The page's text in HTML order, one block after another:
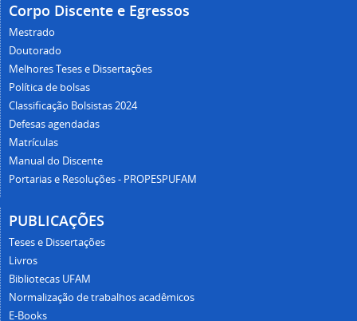
Corpo Discente e Egressos
Mestrado
Doutorado
Melhores Teses e Dissertações
Política de bolsas
Classificação Bolsistas 2024
Defesas agendadas
Matrículas
Manual do Discente
Portarias e Resoluções - PROPESPUFAM
PUBLICAÇÕES
Teses e Dissertações
Livros
Bibliotecas UFAM
Normalização de trabalhos acadêmicos
E-Books